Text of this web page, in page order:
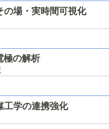
の場・実時間可視化
極の解析
工学の連携強化